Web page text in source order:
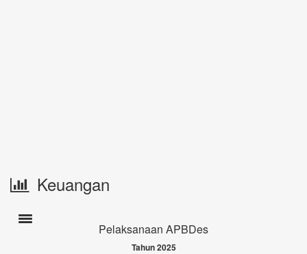
Keuangan
Toogle navigation
Pelaksanaan APBDes
Tahun 2025